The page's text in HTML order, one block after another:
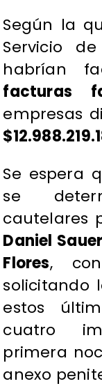
Según la
Servicio
habrían
facturas
empresas
Se espera
se
cautelares
Daniel
Flores,
solicitando
estos
cuatro
primera
anexo